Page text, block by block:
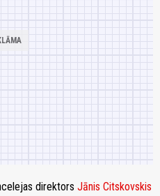
direktors Jānis Citskovskis